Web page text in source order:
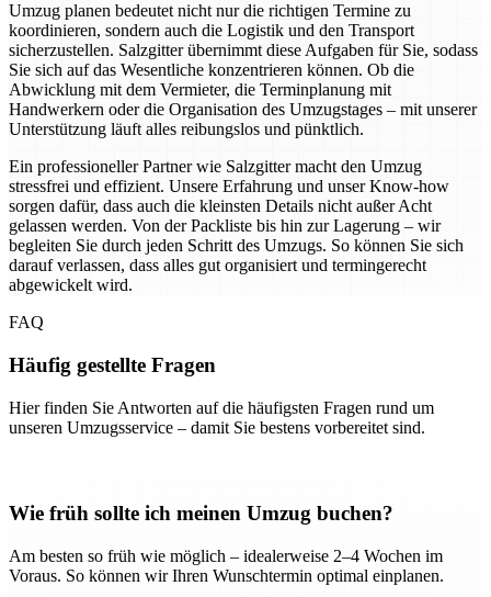
Umzug planen bedeutet nicht nur die richtigen Termine zu
koordinieren, sondern auch die Logistik und den Transport
sicherzustellen. Salzgitter übernimmt diese Aufgaben für Sie, sodass
Sie sich auf das Wesentliche konzentrieren können. Ob die
Abwicklung mit dem Vermieter, die Terminplanung mit
Handwerkern oder die Organisation des Umzugstages – mit unserer
Unterstützung läuft alles reibungslos und pünktlich.
Ein professioneller Partner wie Salzgitter macht den Umzug
stressfrei und effizient. Unsere Erfahrung und unser Know-how
sorgen dafür, dass auch die kleinsten Details nicht außer Acht
gelassen werden. Von der Packliste bis hin zur Lagerung – wir
begleiten Sie durch jeden Schritt des Umzugs. So können Sie sich
darauf verlassen, dass alles gut organisiert und termingerecht
abgewickelt wird.
FAQ
Häufig gestellte Fragen
Hier finden Sie Antworten auf die häufigsten Fragen rund um
unseren Umzugsservice – damit Sie bestens vorbereitet sind.
Wie früh sollte ich meinen Umzug buchen?
Am besten so früh wie möglich – idealerweise 2–4 Wochen im
Voraus. So können wir Ihren Wunschtermin optimal einplanen.